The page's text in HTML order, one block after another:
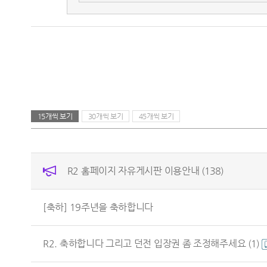
15개씩 보기 30개씩 보기 45개씩 보기
R2 홈페이지 자유게시판 이용안내 (138)
[축하] 19주년을 축하합니다
R2. 축하합니다 그리고 던전 입장권 좀 조정해주세요 (1)